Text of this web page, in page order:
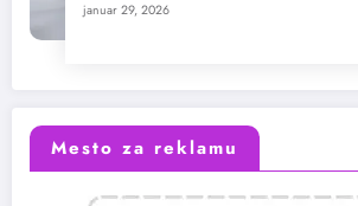
januar 29, 2026
Mesto za reklamu